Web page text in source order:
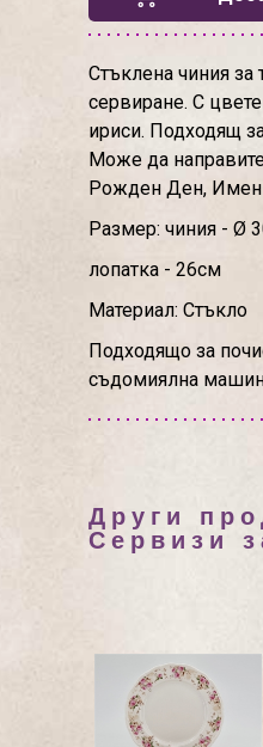
Стъклена чиния за
сервиране. С
ириси. Подходящ
Може да
Рожден Ден, Имен
Размер: чиния - Ø
лопатка - 26см
Материал: Стъкло
Подходящо за
съдомиялна
Други
Сервизи